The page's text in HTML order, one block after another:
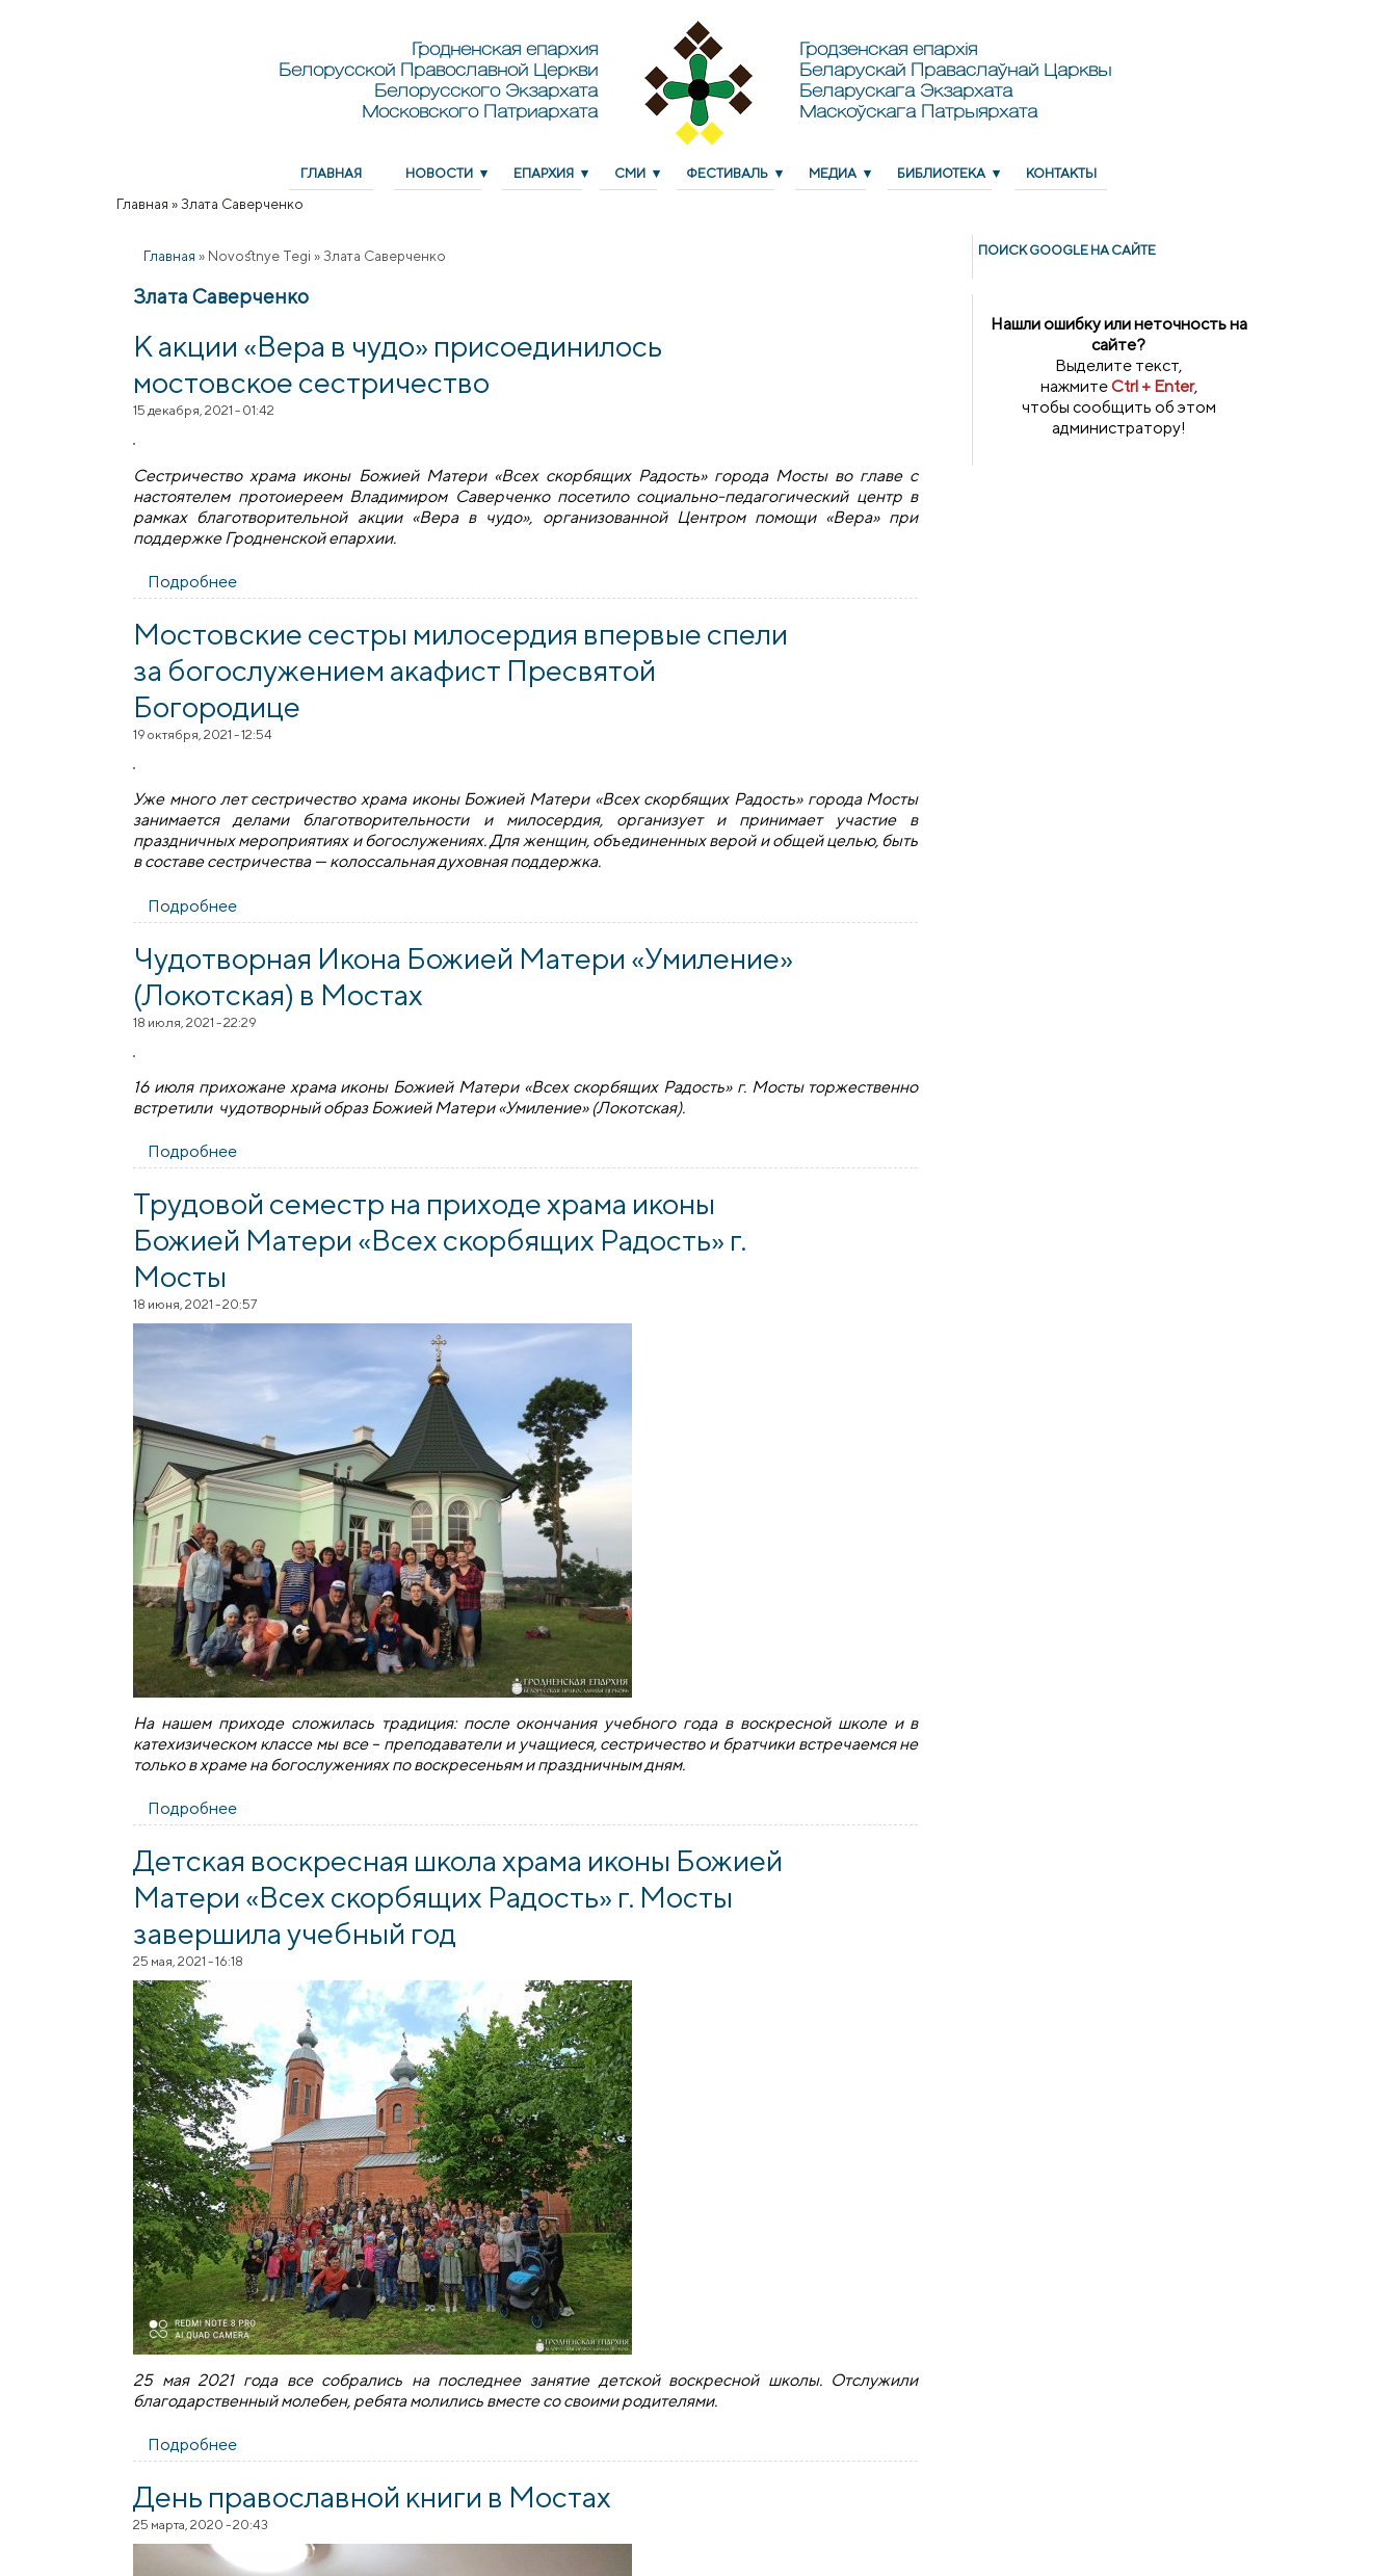
Гродненская епархия
Белорусской Православной Церкви
Белорусского Экзархата
Московского Патриархата
Гродзенская епархія
Беларускай Праваслаўнай Царквы
Беларускага Экзархата
Маскоўскага Патрыярхата
ГЛАВНАЯ НОВОСТИ ЕПАРХИЯ СМИ ФЕСТИВАЛЬ МЕДИА БИБЛИОТЕКА КОНТАКТЫ
Главная »Злата Саверченко
Главная » Novostnye Tegi » Злата Саверченко
Злата Саверченко
К акции «Вера в чудо» присоединилось
мостовское сестричество
15 декабря, 2021 - 01:42
Сестричество храма иконы Божией Матери «Всех скорбящих Радость» города Мосты во главе с
настоятелем протоиереем Владимиром Саверченко посетило социально-педагогический центр в
рамках благотворительной акции «Вера в чудо», организованной Центром помощи «Вера» при
поддержке Гродненской епархии.
Подробнее
Мостовские сестры милосердия впервые спели
за богослужением акафист Пресвятой
Богородице
19 октября, 2021 - 12:54
Уже много лет сестричество храма иконы Божией Матери «Всех скорбящих Радость» города Мосты
занимается делами благотворительности и милосердия, организует и принимает участие в
праздничных мероприятиях и богослужениях. Для женщин, объединенных верой и общей целью, быть
в составе сестричества — колоссальная духовная поддержка.
Подробнее
Чудотворная Икона Божией Матери «Умиление»
(Локотская) в Мостах
18 июля, 2021 - 22:29
16 июля прихожане храма иконы Божией Матери «Всех скорбящих Радость» г. Мосты торжественно
встретили чудотворный образ Божией Матери «Умиление» (Локотская).
Подробнее
Трудовой семестр на приходе храма иконы
Божией Матери «Всех скорбящих Радость» г.
Мосты
18 июня, 2021 - 20:57
На нашем приходе сложилась традиция: после окончания учебного года в воскресной школе и в
катехизическом классе мы все – преподаватели и учащиеся, сестричество и братчики встречаемся не
только в храме на богослужениях по воскресеньям и праздничным дням.
Подробнее
Детская воскресная школа храма иконы Божией
Матери «Всех скорбящих Радость» г. Мосты
завершила учебный год
25 мая, 2021 - 16:18
25 мая 2021 года все собрались на последнее занятие детской воскресной школы. Отслужили
благодарственный молебен, ребята молились вместе со своими родителями.
Подробнее
День православной книги в Мостах
25 марта, 2020 - 20:43
ПОИСК GOОGLE НА САЙТЕ
Нашли ошибку или неточность на
сайте?
Выделите текст,
нажмитеCtrl + Enter,
чтобы сообщить об этом
администратору!